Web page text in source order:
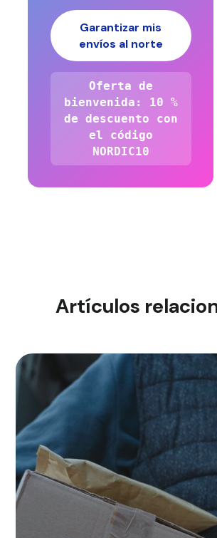
Garantizar mis
envíos al norte
Oferta de
bienvenida: 10 %
de descuento con
el código
NORDIC10
Artículos